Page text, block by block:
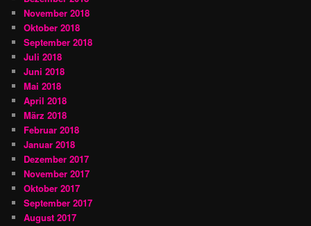
November 2018
Oktober 2018
September 2018
Juli 2018
Juni 2018
Mai 2018
April 2018
März 2018
Februar 2018
Januar 2018
Dezember 2017
November 2017
Oktober 2017
September 2017
August 2017